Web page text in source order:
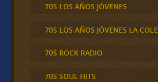
70S LOS AÑOS JÓVENES
70S LOS AÑOS JÓVENES LA
70S ROCK RADIO
70S SOUL HITS